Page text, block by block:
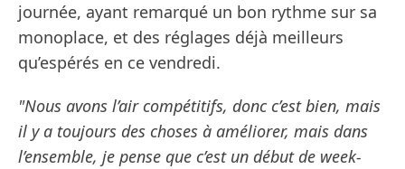
journée, ayant remarqué un bon rythme sur sa
monoplace, et des réglages déjà meilleurs
qu’espérés en ce vendredi.
"Nous avons l’air compétitifs, donc c’est bien, mais
il y a toujours des choses à améliorer, mais dans
l’ensemble, je pense que c’est un début de week-